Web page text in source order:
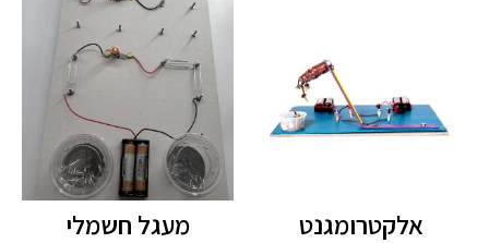
אלקטרומגנט מעגל חשמלי